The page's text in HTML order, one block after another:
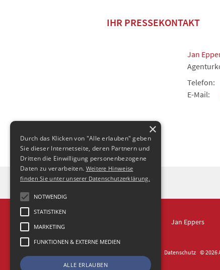
IHR PRESSEKONTAKT
Jan
Telefon:
E-Mail:
Jan Eppers
Datenschutz © 2026
×
Durch das Klicken von "Alle erlauben" geben
Sie dieser Internetseite, deren Partnern und
Dritten die Einwilligung personenbezogene
Daten zu verarbeiten. Weitere Hinweise
finden Sie unter unserer Datenschutzerklärung.
NOTWENDIG
STATISTIKEN
MARKETING
FUNKTIONEN & EXTERNE MEDIEN
ALLE ERLAUBEN